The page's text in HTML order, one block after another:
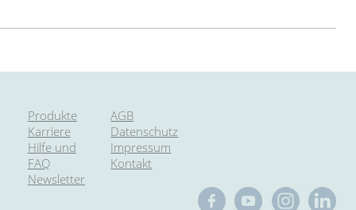
Produkte
Karriere
Hilfe und
FAQ
Newsletter
AGB
Datenschutz
Impressum
Kontakt